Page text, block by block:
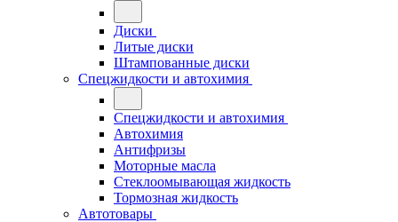
Диски
Литые диски
Штампованные диски
Спецжидкости и автохимия
Спецжидкости и автохимия
Автохимия
Антифризы
Моторные масла
Стеклоомывающая жидкость
Тормозная жидкость
Автотовары